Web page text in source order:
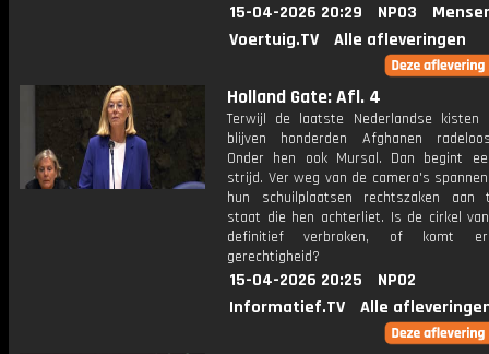
15-04-2026 20:29 NPO3
Voertuig.TV
Alle afleveringen
Holland Gate: Afl. 4
Terwijl de laatste Nederlandse kisten
blijven honderden Afghanen
Onder hen ook Mursal. Dan begint
strijd. Ver weg van de camera's
hun schuilplaatsen rechtszaken aan
staat die hen achterliet. Is de cirkel
definitief verbroken, of komt
gerechtigheid?
15-04-2026 20:25
NPO2
Informatief.TV
Alle